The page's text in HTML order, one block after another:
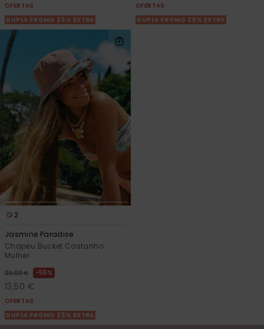
OFERTAS
DUPLA PROMO 25% EXTRA
OFERTAS
DUPLA PROMO 25% EXTRA
2
Jasmine Paradise
Chapéu Bucket Castanho
Mulher
30,00 € 55%
13,50 €
OFERTAS
DUPLA PROMO 25% EXTRA